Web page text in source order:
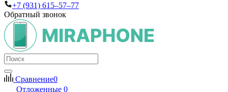
+7 (931) 615‒57‒77
Обратный звонок
Сравнение0
Отложенные 0